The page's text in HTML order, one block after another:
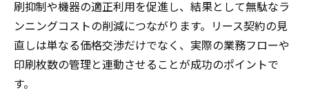
刷抑制や機器の適正利用を促進し、結果として無駄なラ
ンニングコストの削減につながります。リース契約の見
直しは単なる価格交渉だけでなく、実際の業務フローや
印刷枚数の管理と連動させることが成功のポイントで
す。